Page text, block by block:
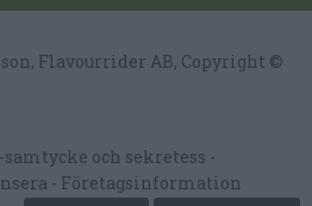
Flavourrider AB, Copyright ©
samtycke och sekretess
Företagsinformation